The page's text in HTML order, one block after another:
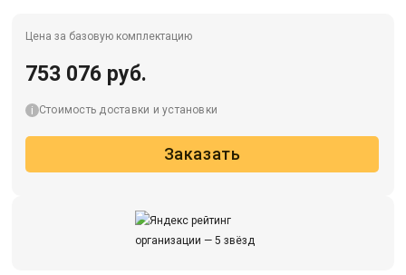
Цена за базовую комплектацию
753 076 руб.
Стоимость доставки и установки
Заказать